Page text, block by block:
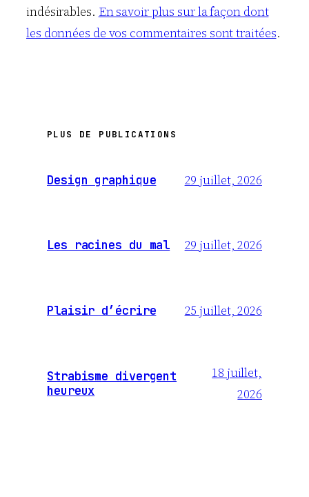
indésirables. En savoir plus sur la façon dont
les données de vos commentaires sont traitées.
PLUS DE PUBLICATIONS
Design graphique 29 juillet, 2026
Les racines du mal 29 juillet, 2026
Plaisir d’écrire 25 juillet, 2026
Strabisme divergent
heureux
18 juillet,
2026